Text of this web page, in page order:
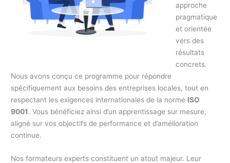
approche
pragmatique
et orientée
vers des
résultats
concrets.
Nous avons conçu ce programme pour répondre
spécifiquement aux besoins des entreprises locales, tout en
respectant les exigences internationales de la norme ISO
9001. Vous bénéficiez ainsi d’un apprentissage sur mesure,
aligné sur vos objectifs de performance et d’amélioration
continue.
Nos formateurs experts constituent un atout majeur. Leur